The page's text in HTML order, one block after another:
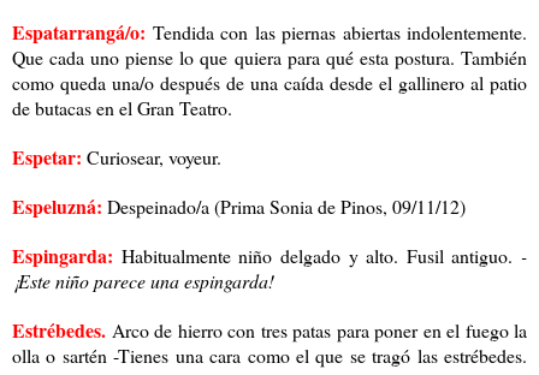
Espatarrangá/o: Tendida con las piernas abiertas indolentemente.
Que cada uno piense lo que quiera para qué esta postura. También
como queda una/o después de una caída desde el gallinero al patio
de butacas en el Gran Teatro.
Espetar: Curiosear, voyeur.
Espeluzná: Despeinado/a (Prima Sonia de Pinos, 09/11/12)
Espingarda: Habitualmente niño delgado y alto. Fusil antiguo. -
¡Este niño parece una espingarda!
Estrébedes. Arco de hierro con tres patas para poner en el fuego la
olla o sartén -Tienes una cara como el que se tragó las estrébedes.